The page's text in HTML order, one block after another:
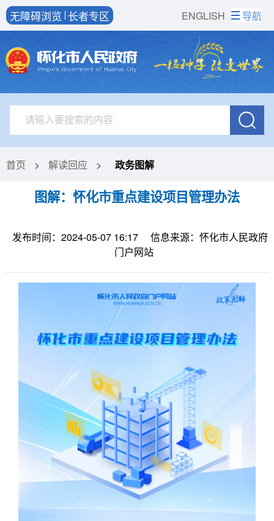
ENGLISH
无障碍浏览 长者专区 导航
首页 > 解读回应 > 政务图解
图解：怀化市重点建设项目管理办法
发布时间：2024-05-07 16:17
信息来源：怀化市人民政府
门户网站